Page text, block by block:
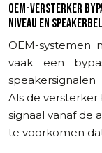
OEM-VERSTERKER
NIVEAU EN
OEM-systemen
vaak een
Als de
signaal vanaf de
te voorkomen